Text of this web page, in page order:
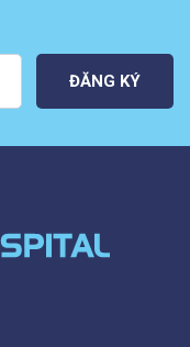
ĐĂNG KÝ